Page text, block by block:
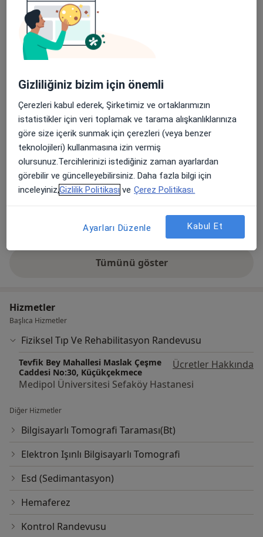
Başlıca İlgi Alanları
Bel fıtığı Sırt Ağrısı
Boyun Ağrısı
+5a11y_sr_more_diseases
Yüz yüzeKonumları görüntüle (1)
Fotoğraflar ve videolar
Galeriyi görüntüle (1)
Tümünü gösterdeneyim hakkında
Hizmetler
Başlıca Hizmetler
Fiziksel Tıp Ve Rehabilitasyon Randevusu
Tevfik Bey Mahallesi Maslak Çeşme
Caddesi No:30, Küçükçekmece
Ücretler Hakkında
Medipol Üniversitesi Sefaköy Hastanesi
Diğer Hizmetler
Bilgisayarlı Tomografi Taraması(Bt)
Elektron Işınlı Bilgisayarlı Tomografi
Esd (Sedimantasyon)
Hemaferez
Kontrol Randevusu
Gizliliğiniz bizim için önemli
Çerezleri kabul ederek, Şirketimiz ve ortaklarımızın
istatistikler için veri toplamak ve tarama alışkanlıklarınıza
göre size içerik sunmak için çerezleri (veya benzer
teknolojileri) kullanmasına izin vermiş
olursunuz.Tercihlerinizi istediğiniz zaman ayarlardan
görebilir ve güncelleyebilirsiniz. Daha fazla bilgi için
inceleyiniz,Gizlilik Politikası ve Çerez Politikası.
Ayarları Düzenle Kabul Et